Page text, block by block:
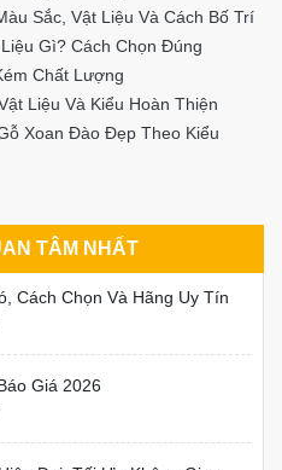
Sắc, Vật Liệu Và Cách Bố Trí
Gì? Cách Chọn Đúng
Chất Lượng
Liệu Và Kiểu Hoàn Thiện
Xoan Đào Đẹp Theo Kiểu
TÂM NHẤT
Cách Chọn Và Hãng Uy Tín
Giá 2026